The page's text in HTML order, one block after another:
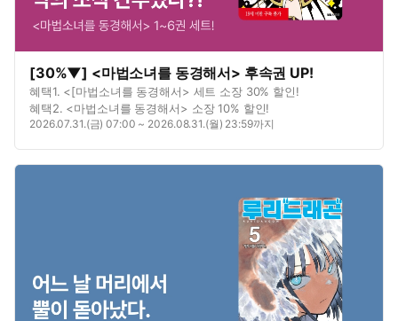
[30%▼] <마법소녀를 동경해서> 후속권 UP!
혜택1. <[마법소녀를 동경해서> 세트 소장 30% 할인!
혜택2. <마법소녀를 동경해서> 소장 10% 할인!
2026.07.31.(금) 07:00 ~ 2026.08.31.(월) 23:59까지